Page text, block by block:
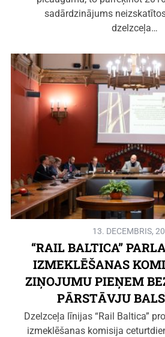
sadārdzinājums
dzelzceļa…
13. DECEMBRIS,
“RAIL BALTICA”
IZMEKLĒŠANAS
ZIŅOJUMU PIEŅEM
PĀRSTĀVJU
Dzelzceļa līnijas “Rail Baltica”
izmeklēšanas komisija